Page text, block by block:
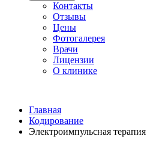
Контакты
Отзывы
Цены
Фотогалерея
Врачи
Лицензии
О клинике
Главная
Кодирование
Электроимпульсная терапия